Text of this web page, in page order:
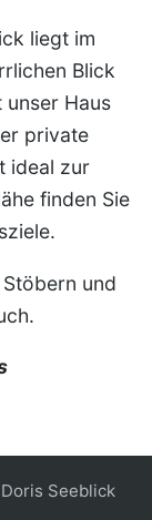
liegt im
Blick
unser Haus
private
ideal zur
finden Sie
und
Seeblick